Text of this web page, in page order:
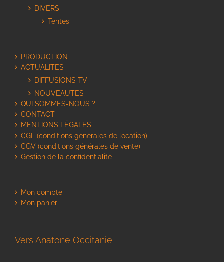
DIVERS
Tentes
PRODUCTION
ACTUALITES
DIFFUSIONS TV
NOUVEAUTES
QUI SOMMES-NOUS ?
CONTACT
MENTIONS LÉGALES
CGL (conditions générales de location)
CGV (conditions générales de vente)
Gestion de la confidentialité
Mon compte
Mon panier
Vers Anatone Occitanie